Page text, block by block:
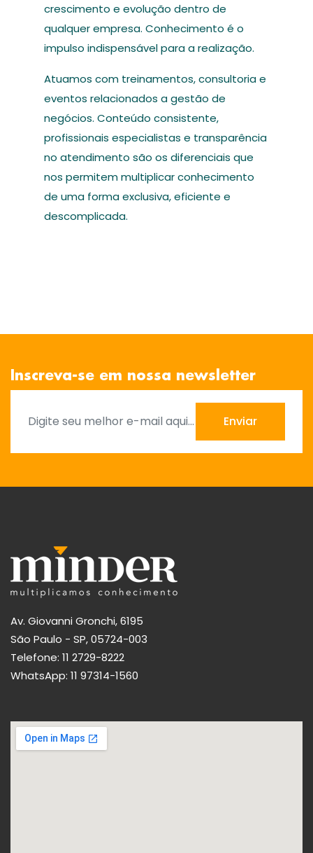
crescimento e evolução dentro de
qualquer empresa. Conhecimento é o
impulso indispensável para a realização.
Atuamos com treinamentos, consultoria e
eventos relacionados a gestão de
negócios. Conteúdo consistente,
profissionais especialistas e transparência
no atendimento são os diferenciais que
nos permitem multiplicar conhecimento
de uma forma exclusiva, eficiente e
descomplicada.
Inscreva-se em nossa newsletter
Enviar
Av. Giovanni Gronchi, 6195
São Paulo - SP, 05724-003
Telefone: 11 2729-8222
WhatsApp: 11 97314-1560